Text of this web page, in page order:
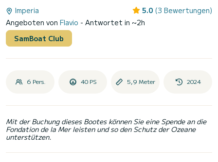
Imperia 5.0 (3 Bewertungen)
Angeboten von Flavio - Antwortet in ~2h
SamBoat Club
6 Pers. 40 PS 5,9 Meter 2024
Mit der Buchung dieses Bootes können Sie eine Spende an die
Fondation de la Mer leisten und so den Schutz der Ozeane
unterstützen.